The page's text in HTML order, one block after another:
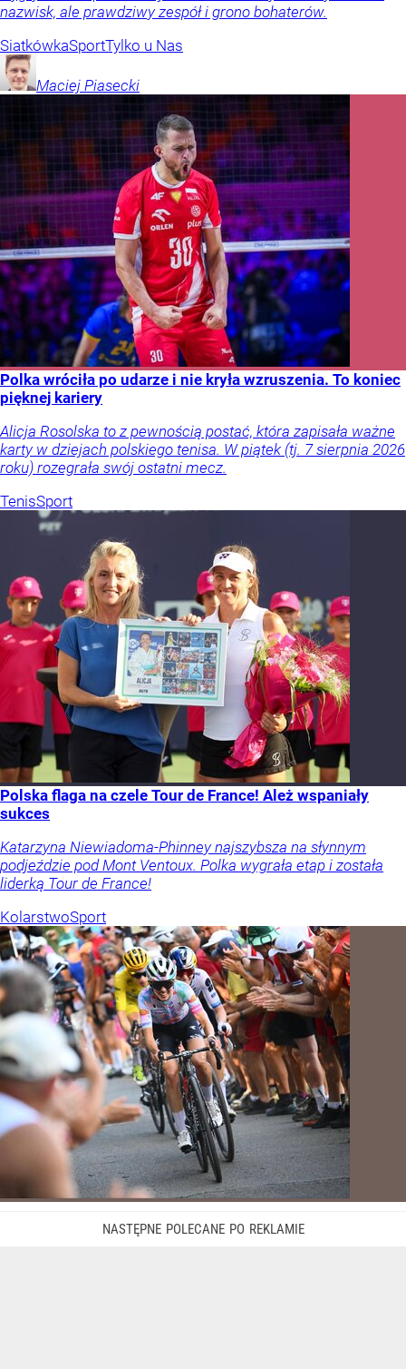
nazwisk, ale prawdziwy zespół i grono bohaterów.
SiatkówkaSportTylko u Nas
Maciej Piasecki
Polka wróciła po udarze i nie kryła wzruszenia. To koniec
pięknej kariery
Alicja Rosolska to z pewnością postać, która zapisała ważne
karty w dziejach polskiego tenisa. W piątek (tj. 7 sierpnia 2026
roku) rozegrała swój ostatni mecz.
TenisSport
Polska flaga na czele Tour de France! Ależ wspaniały
sukces
Katarzyna Niewiadoma-Phinney najszybsza na słynnym
podjeździe pod Mont Ventoux. Polka wygrała etap i została
liderką Tour de France!
KolarstwoSport